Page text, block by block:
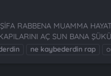
RABBENA MUAMMA
AÇ SUN BANA
ne kaybederdin rap